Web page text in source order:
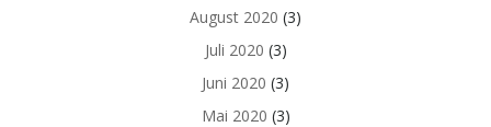
August 2020 (3)
Juli 2020 (3)
Juni 2020 (3)
Mai 2020 (3)